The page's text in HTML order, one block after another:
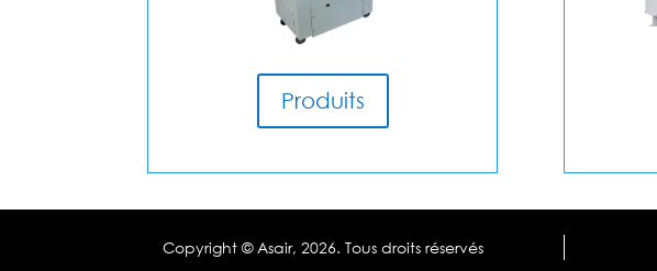
Produits
Copyright © Asair, 2026. Tous droits réservés